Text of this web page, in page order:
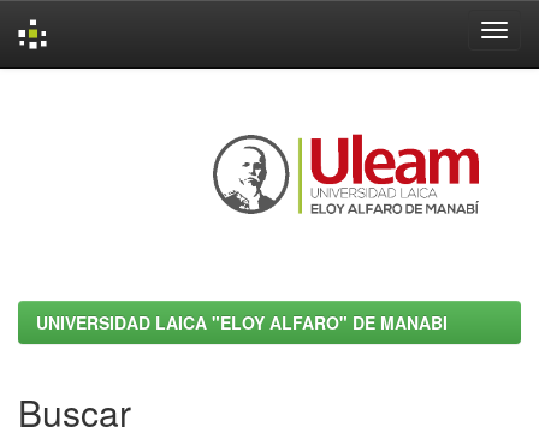
UNIVERSIDAD LAICA "ELOY ALFARO" DE MANABI
Buscar